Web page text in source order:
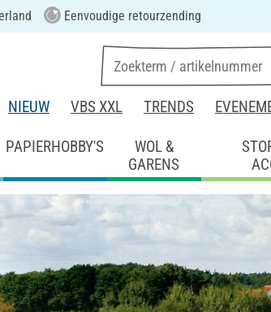
Eenvoudige retourzending
NIEUW VBS XXL TRENDS
PAPIERHOBBY'S
WOL &
GARENS